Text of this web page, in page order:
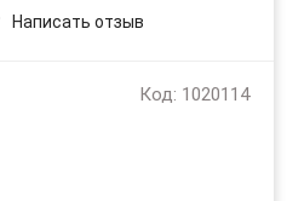
Написать отзыв
Код: 1020114